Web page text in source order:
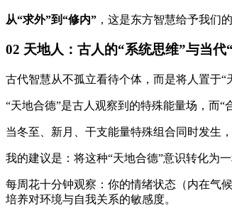
从“求外”到“修内” ，这是东方智慧给予我们
02 天地人：古人的“系统思维”与当代
古代智慧从不孤立看待个体，而是将人置于“
“天地合德”是古人观察到的特殊能量场，而
当冬至、新月、干支能量特殊组合同时发生
我的建议是：将这种“天地合德”意识转化为
每周花十分钟观察：你的情绪状态（内在气
培养对环境与自我关系的敏感度。